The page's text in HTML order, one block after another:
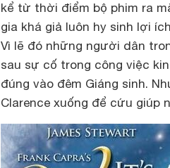
kể từ thời điểm bộ phim ra
gia khá giả luôn hy sinh lợi
Vì lẽ đó những người dân
sau sự cố trong công việc
đúng vào đêm Giáng sinh.
Clarence xuống để cứu giúp